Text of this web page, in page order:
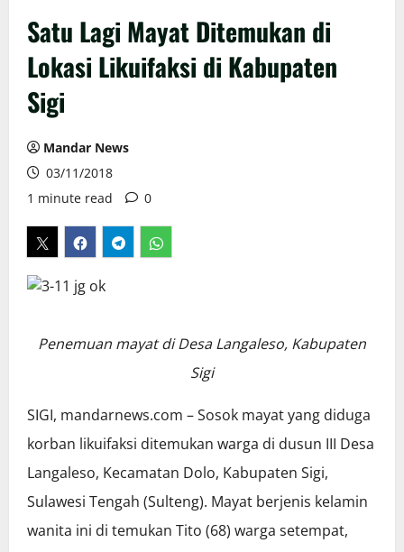
Satu Lagi Mayat Ditemukan di
Lokasi Likuifaksi di Kabupaten
Sigi
Mandar News
03/11/2018
1 minute read
0
Penemuan mayat di Desa Langaleso, Kabupaten
Sigi
SIGI, mandarnews.com – Sosok mayat yang diduga
korban likuifaksi ditemukan warga di dusun III Desa
Langaleso, Kecamatan Dolo, Kabupaten Sigi,
Sulawesi Tengah (Sulteng). Mayat berjenis kelamin
wanita ini di temukan Tito (68) warga setempat,